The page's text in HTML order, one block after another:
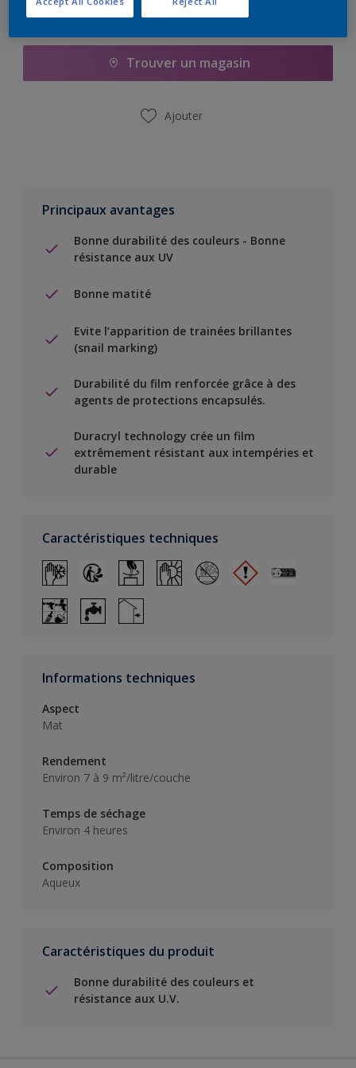
Ajouter à la liste d’achats
Trouver un magasin
Ajouter
Principaux avantages
Bonne durabilité des couleurs - Bonne
résistance aux UV
Bonne matité
Evite l’apparition de trainées brillantes
(snail marking)
Durabilité du film renforcée grâce à des
agents de protections encapsulés.
Duracryl technology crée un film
extrêmement résistant aux intempéries et
durable
Caractéristiques techniques
Informations techniques
Aspect
Mat
Rendement
Environ 7 à 9 m²/litre/couche
Temps de séchage
Environ 4 heures
Composition
Aqueux
Caractéristiques du produit
Bonne durabilité des couleurs et
résistance aux U.V.